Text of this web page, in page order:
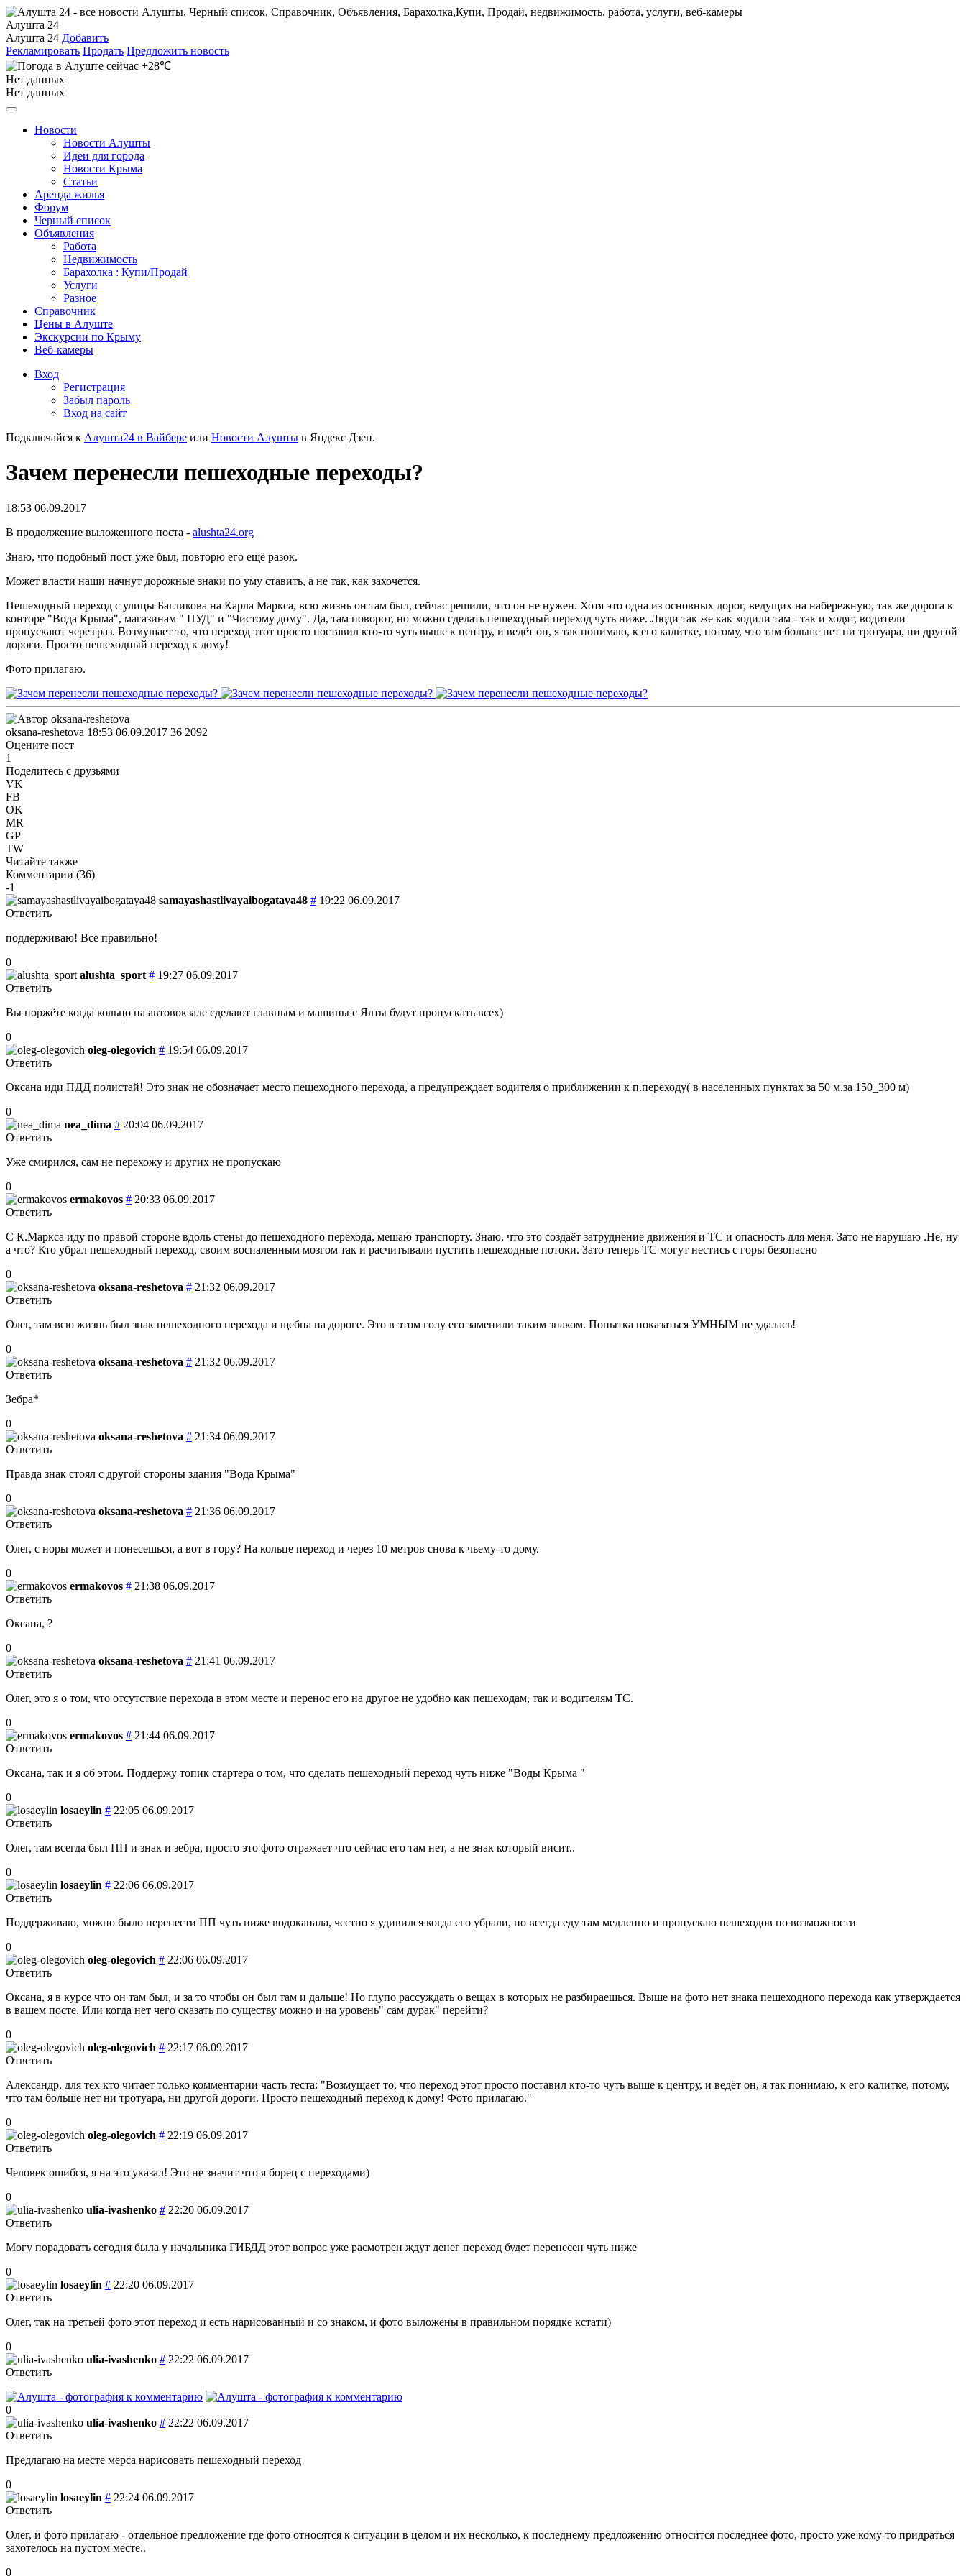
Алушта 24
Алушта 24 Добавить
Рекламировать Продать Предложить новость
+28℃
Нет данных
Нет данных
Новости
Новости Алушты
Идеи для города
Новости Крыма
Статьи
Аренда жилья
Форум
Черный список
Объявления
Работа
Недвижимость
Барахолка : Купи/Продай
Услуги
Разное
Справочник
Цены в Алуште
Экскурсии по Крыму
Веб-камеры
Вход
Регистрация
Забыл пароль
Вход на сайт
Подключайся к Алушта24 в Вайбере или Новости Алушты в Яндекс Дзен.
Зачем перенесли пешеходные переходы?
18:53 06.09.2017
В продолжение выложенного поста - alushta24.org
Знаю, что подобный пост уже был, повторю его ещё разок.
Может власти наши начнут дорожные знаки по уму ставить, а не так, как захочется.
Пешеходный переход с улицы Багликова на Карла Маркса, всю жизнь он там был, сейчас решили, что он не нужен. Хотя это одна из основных дорог, ведущих на набережную, так же дорога к
конторе "Вода Крыма", магазинам " ПУД" и "Чистому дому". Да, там поворот, но можно сделать пешеходный переход чуть ниже. Люди так же как ходили там - так и ходят, водители
пропускают через раз. Возмущает то, что переход этот просто поставил кто-то чуть выше к центру, и ведёт он, я так понимаю, к его калитке, потому, что там больше нет ни тротуара, ни другой
дороги. Просто пешеходный переход к дому!
Фото прилагаю.
oksana-reshetova 18:53 06.09.2017 36 2092
Оцените пост
1
Поделитесь с друзьями
VK
FB
OK
MR
GP
TW
Читайте также
Комментарии (36)
-1
samayashastlivayaibogataya48 # 19:22 06.09.2017
Ответить
поддерживаю! Все правильно!
0
alushta_sport # 19:27 06.09.2017
Ответить
Вы поржёте когда кольцо на автовокзале сделают главным и машины с Ялты будут пропускать всех)
0
oleg-olegovich # 19:54 06.09.2017
Ответить
Оксана иди ПДД полистай! Это знак не обозначает место пешеходного перехода, а предупреждает водителя о приближении к п.переходу( в населенных пунктах за 50 м.за 150_300 м)
0
nea_dima # 20:04 06.09.2017
Ответить
Уже смирился, сам не перехожу и других не пропускаю
0
ermakovos # 20:33 06.09.2017
Ответить
С К.Маркса иду по правой стороне вдоль стены до пешеходного перехода, мешаю транспорту. Знаю, что это создаёт затруднение движения и ТС и опасность для меня. Зато не нарушаю .Не, ну
а что? Кто убрал пешеходный переход, своим воспаленным мозгом так и расчитывали пустить пешеходные потоки. Зато теперь ТС могут нестись с горы безопасно
0
oksana-reshetova # 21:32 06.09.2017
Ответить
Олег, там всю жизнь был знак пешеходного перехода и щебпа на дороге. Это в этом голу его заменили таким знаком. Попытка показаться УМНЫМ не удалась!
0
oksana-reshetova # 21:32 06.09.2017
Ответить
Зебра*
0
oksana-reshetova # 21:34 06.09.2017
Ответить
Правда знак стоял с другой стороны здания "Вода Крыма"
0
oksana-reshetova # 21:36 06.09.2017
Ответить
Олег, с норы может и понесешься, а вот в гору? На кольце переход и через 10 метров снова к чьему-то дому.
0
ermakovos # 21:38 06.09.2017
Ответить
Оксана, ?
0
oksana-reshetova # 21:41 06.09.2017
Ответить
Олег, это я о том, что отсутствие перехода в этом месте и перенос его на другое не удобно как пешеходам, так и водителям ТС.
0
ermakovos # 21:44 06.09.2017
Ответить
Оксана, так и я об этом. Поддержу топик стартера о том, что сделать пешеходный переход чуть ниже "Воды Крыма "
0
losaeylin # 22:05 06.09.2017
Ответить
Олег, там всегда был ПП и знак и зебра, просто это фото отражает что сейчас его там нет, а не знак который висит..
0
losaeylin # 22:06 06.09.2017
Ответить
Поддерживаю, можно было перенести ПП чуть ниже водоканала, честно я удивился когда его убрали, но всегда еду там медленно и пропускаю пешеходов по возможности
0
oleg-olegovich # 22:06 06.09.2017
Ответить
Оксана, я в курсе что он там был, и за то чтобы он был там и дальше! Но глупо рассуждать о вещах в которых не разбираешься. Выше на фото нет знака пешеходного перехода как утверждается
в вашем посте. Или когда нет чего сказать по существу можно и на уровень" сам дурак" перейти?
0
oleg-olegovich # 22:17 06.09.2017
Ответить
Александр, для тех кто читает только комментарии часть теста: "Возмущает то, что переход этот просто поставил кто-то чуть выше к центру, и ведёт он, я так понимаю, к его калитке, потому,
что там больше нет ни тротуара, ни другой дороги. Просто пешеходный переход к дому! Фото прилагаю."
0
oleg-olegovich # 22:19 06.09.2017
Ответить
Человек ошибся, я на это указал! Это не значит что я борец с переходами)
0
ulia-ivashenko # 22:20 06.09.2017
Ответить
Могу порадовать сегодня была у начальника ГИБДД этот вопрос уже расмотрен ждут денег переход будет перенесен чуть ниже
0
losaeylin # 22:20 06.09.2017
Ответить
Олег, так на третьей фото этот переход и есть нарисованный и со знаком, и фото выложены в правильном порядке кстати)
0
ulia-ivashenko # 22:22 06.09.2017
Ответить
0
ulia-ivashenko # 22:22 06.09.2017
Ответить
Предлагаю на месте мерса нарисовать пешеходный переход
0
losaeylin # 22:24 06.09.2017
Ответить
Олег, и фото прилагаю - отдельное предложение где фото относятся к ситуации в целом и их несколько, к последнему предложению относится последнее фото, просто уже кому-то придраться
захотелось на пустом месте..
0